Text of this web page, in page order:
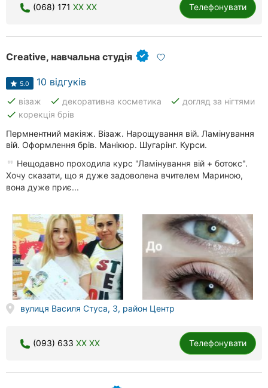
(068) 171 XX XX Телефонувати
Creative, навчальна студія
5.0 10 відгуків
done візаж done декоративна косметика done догляд за нігтями
done корекція брів
Пермнентний макiяж. Вiзаж. Нарощування вiй. Ламiнування
вiй. Оформлення брiв. Манiкюр. Шугарiнг. Курси.
Нещодавно проходила курс "Ламінування вій + ботокс".
Хочу сказати, що я дуже задоволена вчителем Мариною,
вона дуже приє...
вулиця Василя Стуса, 3, район Центр
(093) 633 XX XX Телефонувати